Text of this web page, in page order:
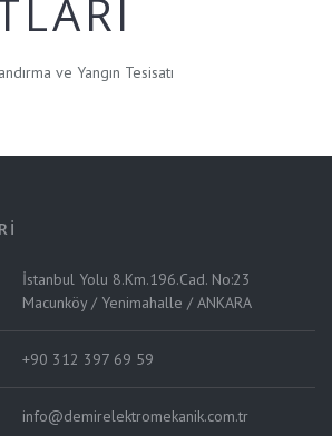
ve Yangın Tesisatı
İstanbul Yolu 8.Km.196.Cad. No:23
Macunköy / Yenimahalle / ANKARA
+90 312 397 69 59
info@demirelektromekanik.com.tr